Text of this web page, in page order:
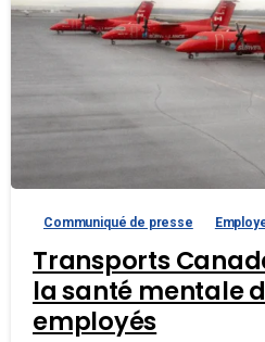
Communiqué de presse
Transports
la santé mentale
employés